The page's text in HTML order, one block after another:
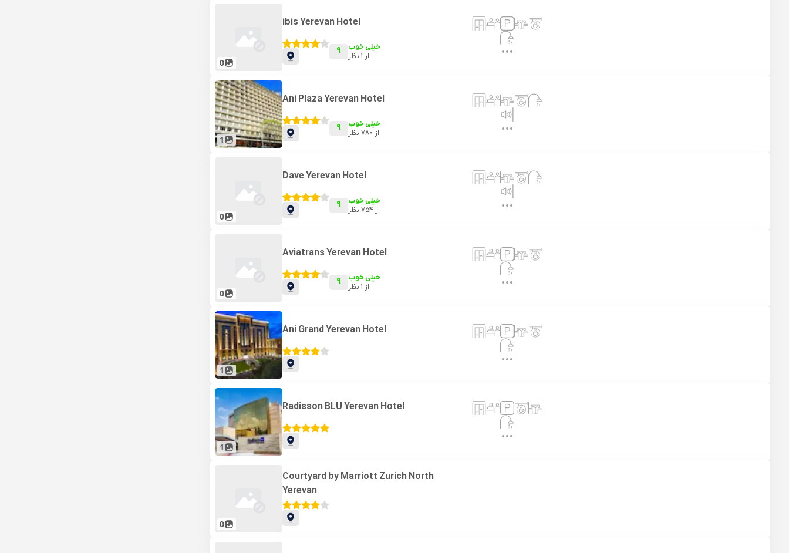
0
ibis Yerevan Hotel
9
خیلی خوب
از 1نظر
1
Ani Plaza Yerevan Hotel
9
خیلی خوب
از 780نظر
0
Dave Yerevan Hotel
9
خیلی خوب
از 754نظر
0
Aviatrans Yerevan Hotel
9
خیلی خوب
از 1نظر
1
Ani Grand Yerevan Hotel
1
Radisson BLU Yerevan Hotel
0
Courtyard by Marriott Zurich North
Yerevan